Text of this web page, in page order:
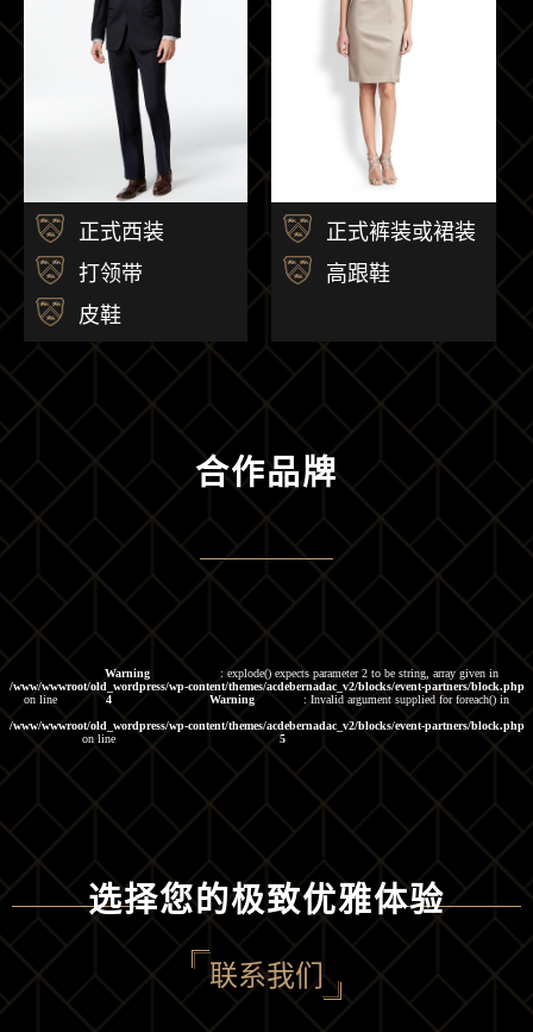
正式西装
打领带
皮鞋
正式裤装或裙装
高跟鞋
合作品牌
Warning
: explode() expects parameter 2 to be string, array given in
/www/wwwroot/old_wordpress/wp-content/themes/acdebernadac_v2/blocks/event-partners/block.php
on line
4 Warning
: Invalid argument supplied for foreach() in
/www/wwwroot/old_wordpress/wp-content/themes/acdebernadac_v2/blocks/event-partners/block.php
on line
5
选择您的极致优雅体验
联系我们